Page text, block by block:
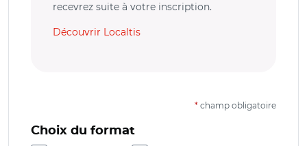
recevrez suite à votre inscription.
Découvrir Localtis
* champ obligatoire
Choix du format